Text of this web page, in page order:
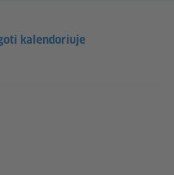
kalendoriuje